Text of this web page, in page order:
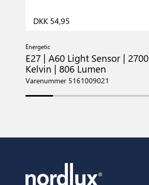
DKK 54,95
Energetic
E27 | A60 Light Sensor | 2700
Kelvin | 806 Lumen
Varenummer 5161009021